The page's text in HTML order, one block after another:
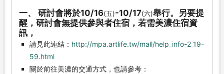
一、 研討會將於10/16(五)-10/17(六)舉行。另要提
醒，研討會無提供參與者住宿，若需美濃住宿資
訊，
請見此連結： http://mpa.artlife.tw/mall/help_info-2_19-
59.html
關於前往美濃的交通方式，也請參考：